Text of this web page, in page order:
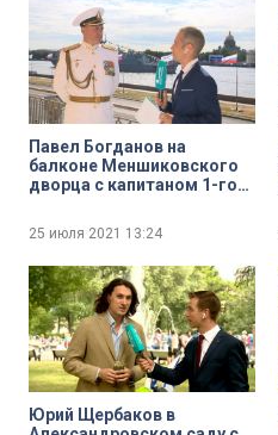
морского музея Сергеем
Курносовым
Павел Богданов на
балконе Меншиковского
дворца с капитаном 1-го
25 июля 2021 13:24
Юрий Щербаков в